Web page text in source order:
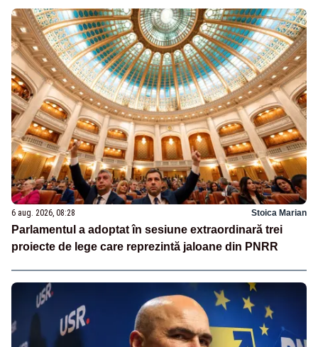
6 aug. 2026, 08:28 Stoica Marian
Parlamentul a adoptat în sesiune extraordinară trei
proiecte de lege care reprezintă jaloane din PNRR